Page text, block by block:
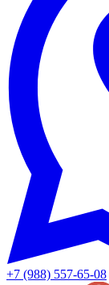
+7 (988) 557-65-08